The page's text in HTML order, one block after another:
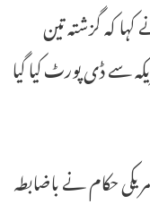
کہ گزشتہ تین
کو امریکہ سے ڈی پورٹ کیا گیا
حکام نے باضابطہ